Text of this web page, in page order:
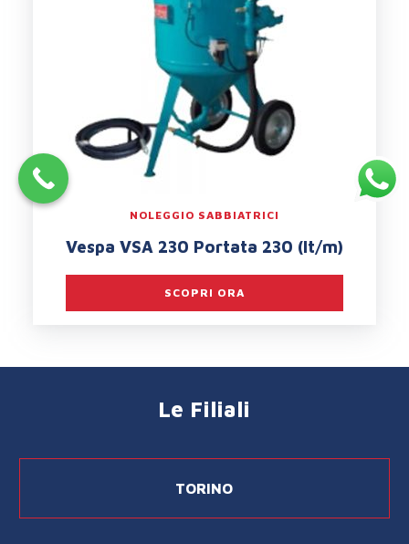
NOLEGGIO SABBIATRICI
Vespa VSA 230 Portata 230 (lt/m)
SCOPRI ORA
Le Filiali
TORINO